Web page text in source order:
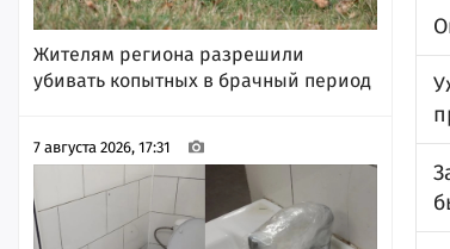
Жителям региона разрешили
убивать копытных в брачный период
7 августа 2026, 17:31